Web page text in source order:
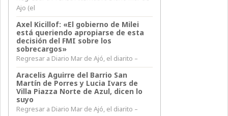
Ajo (el
Axel Kicillof: «El gobierno de Milei
está queriendo apropiarse de esta
decisión del FMI sobre los
sobrecargos»
Regresar a Diario Mar de Ajó, el diarito –
Aracelis Aguirre del Barrio San
Martín de Porres y Lucia Ivars de
Villa Piazza Norte de Azul, dicen lo
suyo
Regresar a Diario Mar de Ajó, el diarito –